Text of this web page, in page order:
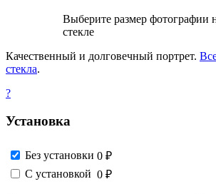
Выберите размер фотографии
стекле
Качественный и долговечный портрет.
стекла.
?
Установка
Без установки 0 ₽
С установкой 0 ₽